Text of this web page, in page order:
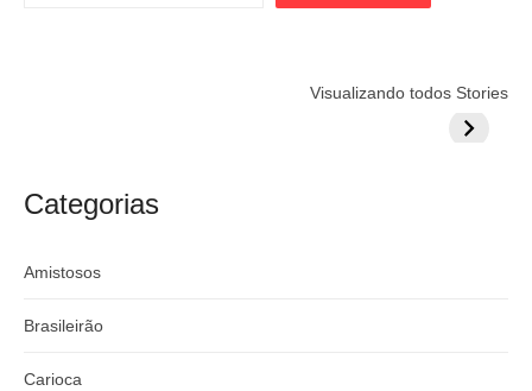
Visualizando todos Stories
argentino
Globo quer
Lesão
do
Categorias
Amistosos
Brasileirão
Carioca